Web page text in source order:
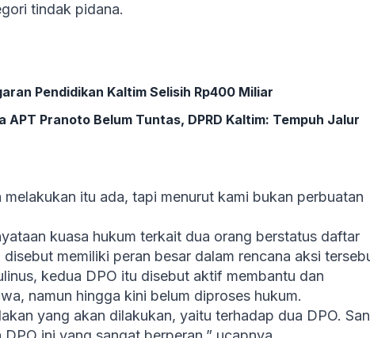
tindak pidana.
Pendidikan Kaltim Selisih Rp400 Miliar
APT Pranoto Belum Tuntas, DPRD Kaltim: Tempuh Jalur
itu ada, tapi menurut kami bukan perbuatan
kuasa hukum terkait dua orang berstatus daftar
memiliki peran besar dalam rencana aksi
kedua DPO itu disebut aktif membantu dan
namun hingga kini belum diproses hukum.
yang akan dilakukan, yaitu terhadap dua DPO.